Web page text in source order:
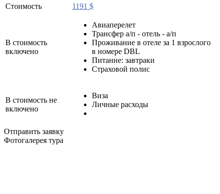
Стоимость
1191 $
В стоимость
включено
Авиаперелет
Трансфер а/п - отель - а/п
Проживание в отеле за 1 взрослого
в номере DBL
Питание: завтраки
Страховой полис
В стоимость не
включено
Виза
Личные расходы
Отправить заявку
Фотогалерея тура